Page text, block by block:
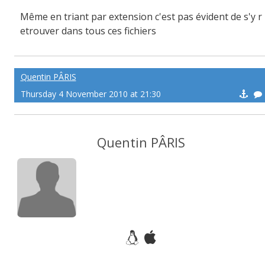
Même en triant par extension c'est pas évident de s'y r
etrouver dans tous ces fichiers
Quentin PÂRIS
Thursday 4 November 2010 at 21:30
Quentin PÂRIS